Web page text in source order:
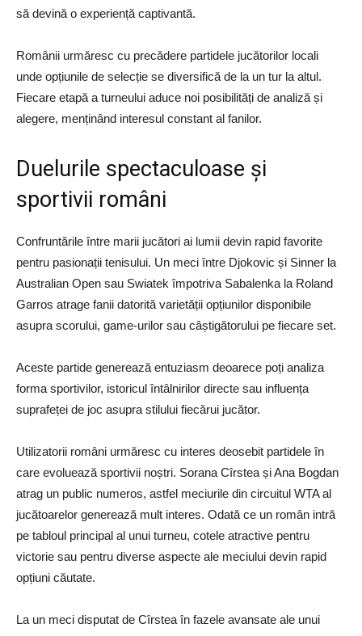
să devină o experiență captivantă.
Românii urmăresc cu precădere partidele jucătorilor locali
unde opțiunile de selecție se diversifică de la un tur la altul.
Fiecare etapă a turneului aduce noi posibilități de analiză și
alegere, menținând interesul constant al fanilor.
Duelurile spectaculoase și
sportivii români
Confruntările între marii jucători ai lumii devin rapid favorite
pentru pasionații tenisului. Un meci între Djokovic și Sinner la
Australian Open sau Swiatek împotriva Sabalenka la Roland
Garros atrage fanii datorită varietății opțiunilor disponibile
asupra scorului, game-urilor sau câștigătorului pe fiecare set.
Aceste partide generează entuziasm deoarece poți analiza
forma sportivilor, istoricul întâlnirilor directe sau influența
suprafeței de joc asupra stilului fiecărui jucător.
Utilizatorii români urmăresc cu interes deosebit partidele în
care evoluează sportivii noștri. Sorana Cîrstea și Ana Bogdan
atrag un public numeros, astfel meciurile din circuitul WTA al
jucătoarelor generează mult interes. Odată ce un român intră
pe tabloul principal al unui turneu, cotele atractive pentru
victorie sau pentru diverse aspecte ale meciului devin rapid
opțiuni căutate.
La un meci disputat de Cîrstea în fazele avansate ale unui